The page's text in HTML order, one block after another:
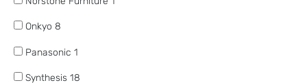
Onkyo 8
Panasonic 1
Synthesis 18